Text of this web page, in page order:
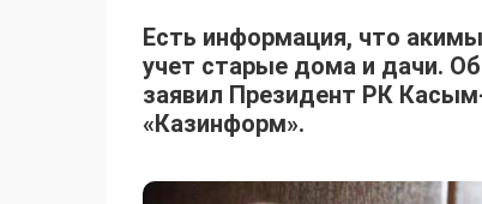
Есть информация, что
учет старые дома и дачи.
заявил Президент РК
«Казинформ».